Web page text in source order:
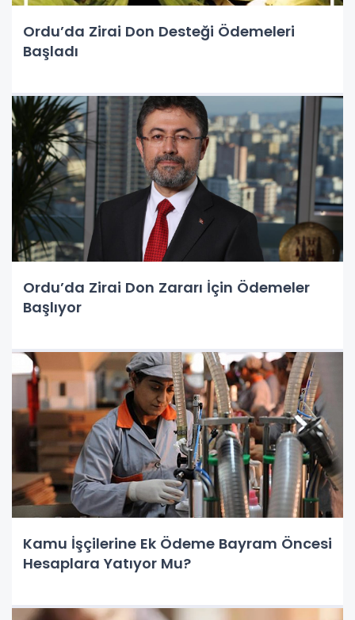
Ordu’da Zirai Don Desteği Ödemeleri
Başladı
Ordu’da Zirai Don Zararı İçin Ödemeler
Başlıyor
Kamu İşçilerine Ek Ödeme Bayram Öncesi
Hesaplara Yatıyor Mu?